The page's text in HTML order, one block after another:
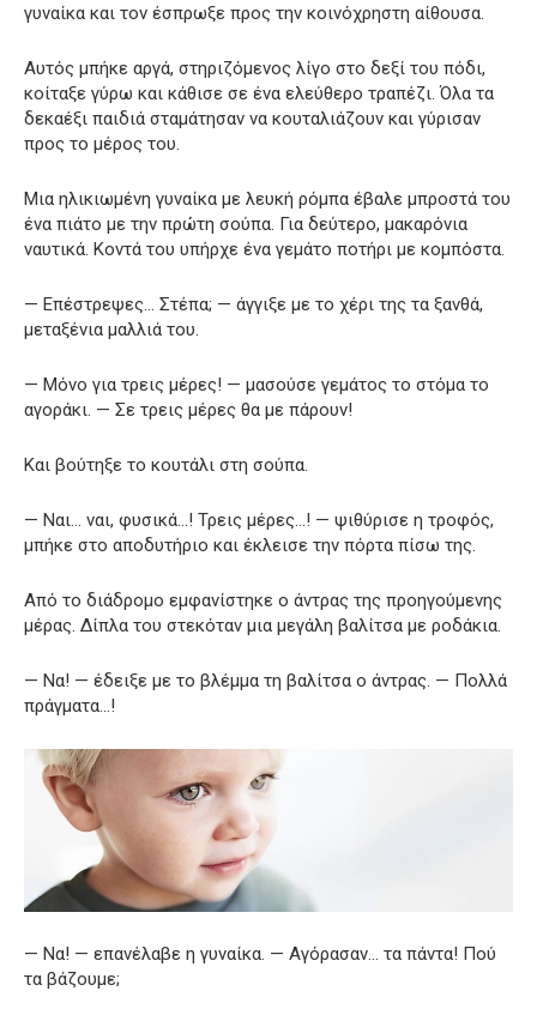
γυναίκα και τον έσπρωξε προς την κοινόχρηστη αίθουσα.
Αυτός μπήκε αργά, στηριζόμενος λίγο στο δεξί του πόδι,
κοίταξε γύρω και κάθισε σε ένα ελεύθερο τραπέζι. Όλα τα
δεκαέξι παιδιά σταμάτησαν να κουταλιάζουν και γύρισαν
προς το μέρος του.
Μια ηλικιωμένη γυναίκα με λευκή ρόμπα έβαλε μπροστά του
ένα πιάτο με την πρώτη σούπα. Για δεύτερο, μακαρόνια
ναυτικά. Κοντά του υπήρχε ένα γεμάτο ποτήρι με κομπόστα.
— Επέστρεψες… Στέπα; — άγγιξε με το χέρι της τα ξανθά,
μεταξένια μαλλιά του.
— Μόνο για τρεις μέρες! — μασούσε γεμάτος το στόμα το
αγοράκι. — Σε τρεις μέρες θα με πάρουν!
Και βούτηξε το κουτάλι στη σούπα.
— Ναι… ναι, φυσικά…! Τρεις μέρες…! — ψιθύρισε η τροφός,
μπήκε στο αποδυτήριο και έκλεισε την πόρτα πίσω της.
Από το διάδρομο εμφανίστηκε ο άντρας της προηγούμενης
μέρας. Δίπλα του στεκόταν μια μεγάλη βαλίτσα με ροδάκια.
— Να! — έδειξε με το βλέμμα τη βαλίτσα ο άντρας. — Πολλά
πράγματα…!
— Να! — επανέλαβε η γυναίκα. — Αγόρασαν… τα πάντα! Πού
τα βάζουμε;